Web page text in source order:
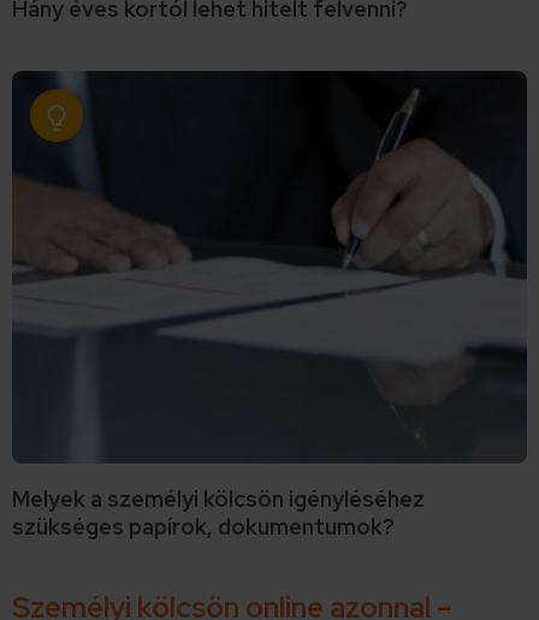
Hány éves kortól lehet hitelt felvenni?
Melyek a személyi kölcsön igényléséhez
szükséges papírok, dokumentumok?
Személyi kölcsön online azonnal –